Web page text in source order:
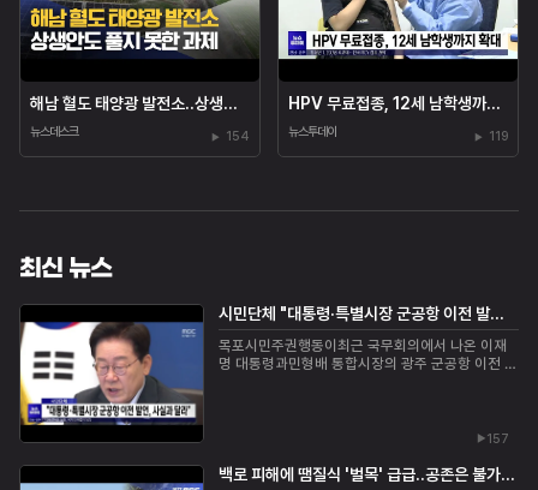
해남 혈도 태양광 발전소..상생안도...
뉴스데스크 154
HPV 무료접종, 12세 남학생까지 확...
뉴스투데이 119
최신 뉴스
시민단체 "대통령·특별시장 군공항 이전 발언, 사실과 달라"
목포시민주권행동이최근 국무회의에서 나온 이재
명 대통령과민형배 통합시장의 광주 군공항 이전 관
157
백로 피해에 땜질식 '벌목' 급급..공존은 불가능?